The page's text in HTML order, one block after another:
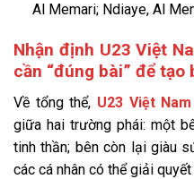
Al Memari; Ndiaye, Al
Nhận định U23 Việt
cần “đúng bài” để tạo
Về tổng thể, U23 Việt
giữa hai trường phái: một
tinh thần; bên còn lại giàu
các cá nhân có thể giải